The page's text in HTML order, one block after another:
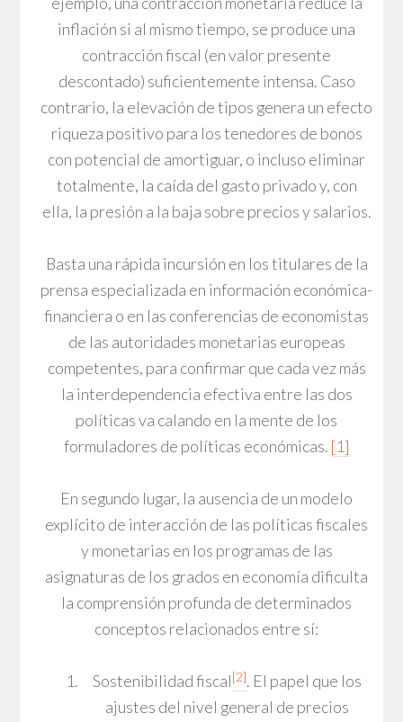
inflación si al mismo tiempo, se produce una
contracción fiscal (en valor presente
descontado) suficientemente intensa. Caso
contrario, la elevación de tipos genera un efecto
riqueza positivo para los tenedores de bonos
con potencial de amortiguar, o incluso eliminar
totalmente, la caída del gasto privado y, con
ella, la presión a la baja sobre precios y salarios.
Basta una rápida incursión en los titulares de la
prensa especializada en información económica-
financiera o en las conferencias de economistas
de las autoridades monetarias europeas
competentes, para confirmar que cada vez más
la interdependencia efectiva entre las dos
políticas va calando en la mente de los
formuladores de políticas económicas. [1]
En segundo lugar, la ausencia de un modelo
explícito de interacción de las políticas fiscales
y monetarias en los programas de las
asignaturas de los grados en economía dificulta
la comprensión profunda de determinados
conceptos relacionados entre sí:
Sostenibilidad fiscal[2]. El papel que los
ajustes del nivel general de precios